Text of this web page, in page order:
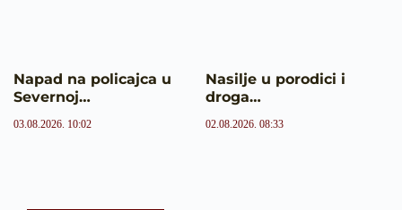
Napad na policajca u
Severnoj…
03.08.2026. 10:02
Nasilje u porodici i
droga…
02.08.2026. 08:33